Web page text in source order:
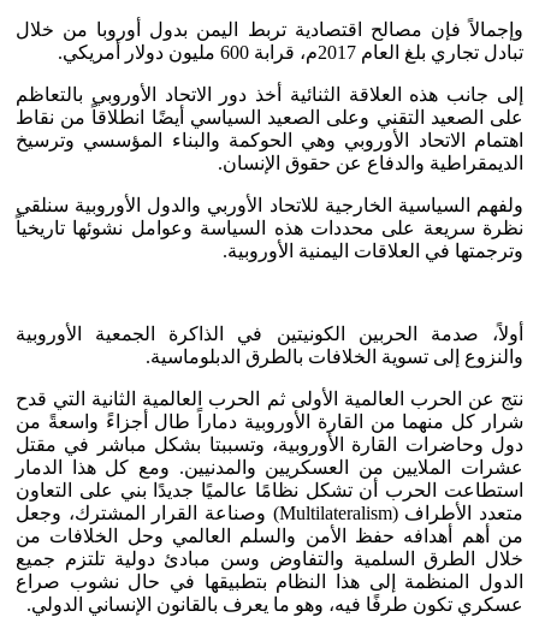
وإجمالاً فإن مصالح اقتصادية تربط اليمن بدول أوروبا من خلال
تبادل تجاري بلغ العام 2017م، قرابة 600 مليون دولار أمريكي.
إلى جانب هذه العلاقة الثنائية أخذ دور الاتحاد الأوروبي بالتعاظم
على الصعيد التقني وعلى الصعيد السياسي أيضًا انطلاقاً من نقاط
اهتمام الاتحاد الأوروبي وهي الحوكمة والبناء المؤسسي وترسيخ
الديمقراطية والدفاع عن حقوق الإنسان.
ولفهم السياسية الخارجية للاتحاد الأوربي والدول الأوروبية سنلقي
نظرة سريعة على محددات هذه السياسة وعوامل نشوئها تاريخياً
وترجمتها في العلاقات اليمنية الأوروبية.
أولاً، صدمة الحربين الكونيتين في الذاكرة الجمعية الأوروبية
والنزوع إلى تسوية الخلافات بالطرق الدبلوماسية.
نتج عن الحرب العالمية الأولى ثم الحرب العالمية الثانية التي قدح
شرار كل منهما من القارة الأوروبية دماراً طال أجزاءً واسعةً من
دول وحاضرات القارة الأوروبية، وتسببتا بشكل مباشر في مقتل
عشرات الملايين من العسكريين والمدنيين. ومع كل هذا الدمار
استطاعت الحرب أن تشكل نظامًا عالميًا جديدًا بني على التعاون
متعدد الأطراف (Multilateralism) وصناعة القرار المشترك، وجعل
من أهم أهدافه حفظ الأمن والسلم العالمي وحل الخلافات من
خلال الطرق السلمية والتفاوض وسن مبادئ دولية تلتزم جميع
الدول المنظمة إلى هذا النظام بتطبيقها في حال نشوب صراع
عسكري تكون طرفًا فيه، وهو ما يعرف بالقانون الإنساني الدولي.